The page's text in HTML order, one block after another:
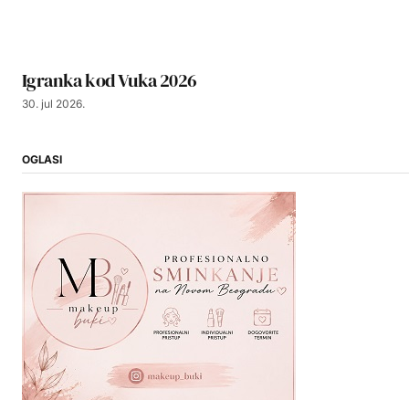
Igranka kod Vuka 2026
30. jul 2026.
OGLASI